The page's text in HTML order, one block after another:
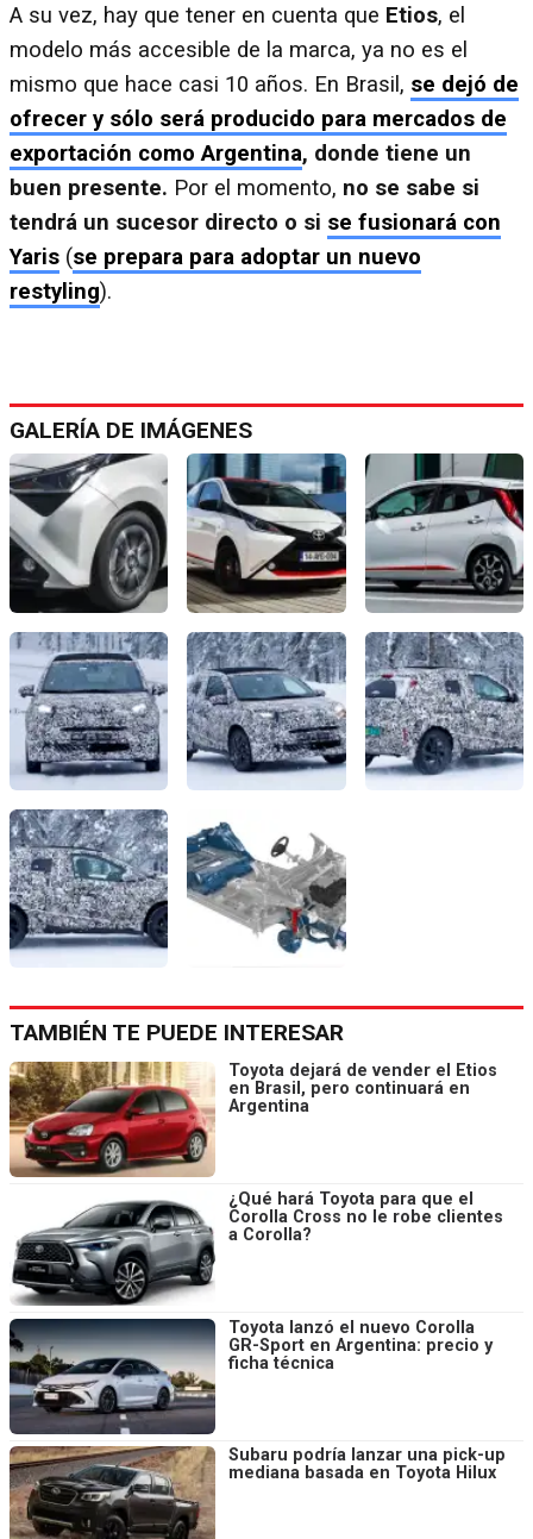
A su vez, hay que tener en cuenta que Etios, el
modelo más accesible de la marca, ya no es el
mismo que hace casi 10 años. En Brasil, se dejó de
ofrecer y sólo será producido para mercados de
exportación como Argentina, donde tiene un
buen presente. Por el momento, no se sabe si
tendrá un sucesor directo o si se fusionará con
Yaris (se prepara para adoptar un nuevo
restyling).
GALERÍA DE IMÁGENES
TAMBIÉN TE PUEDE INTERESAR
Toyota dejará de vender el Etios
en Brasil, pero continuará en
Argentina
¿Qué hará Toyota para que el
Corolla Cross no le robe clientes
a Corolla?
Toyota lanzó el nuevo Corolla
GR-Sport en Argentina: precio y
ficha técnica
Subaru podría lanzar una pick-up
mediana basada en Toyota Hilux